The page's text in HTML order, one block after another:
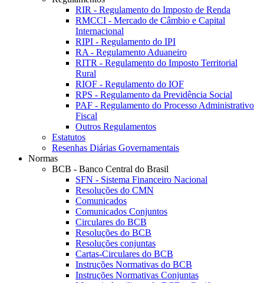
RIR - Regulamento do Imposto de Renda
RMCCI - Mercado de Câmbio e Capital
Internacional
RIPI - Regulamento do IPI
RA - Regulamento Aduaneiro
RITR - Regulamento do Imposto Territorial
Rural
RIOF - Regulamento do IOF
RPS - Regulamento da Previdência Social
PAF - Regulamento do Processo Administrativo
Fiscal
Outros Regulamentos
Estatutos
Resenhas Diárias Governamentais
Normas
BCB - Banco Central do Brasil
SFN - Sistema Financeiro Nacional
Resoluções do CMN
Comunicados
Comunicados Conjuntos
Circulares do BCB
Resoluções do BCB
Resoluções conjuntas
Cartas-Circulares do BCB
Instruções Normativas do BCB
Instruções Normativas Conjuntas